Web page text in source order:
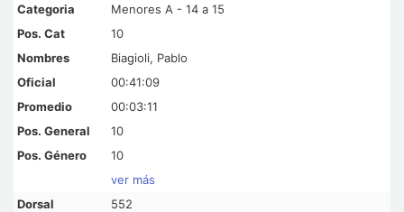
Menores A - 14 a 15
10
Biagioli, Pablo
00:41:09
00:03:11
10
10
ver más
552